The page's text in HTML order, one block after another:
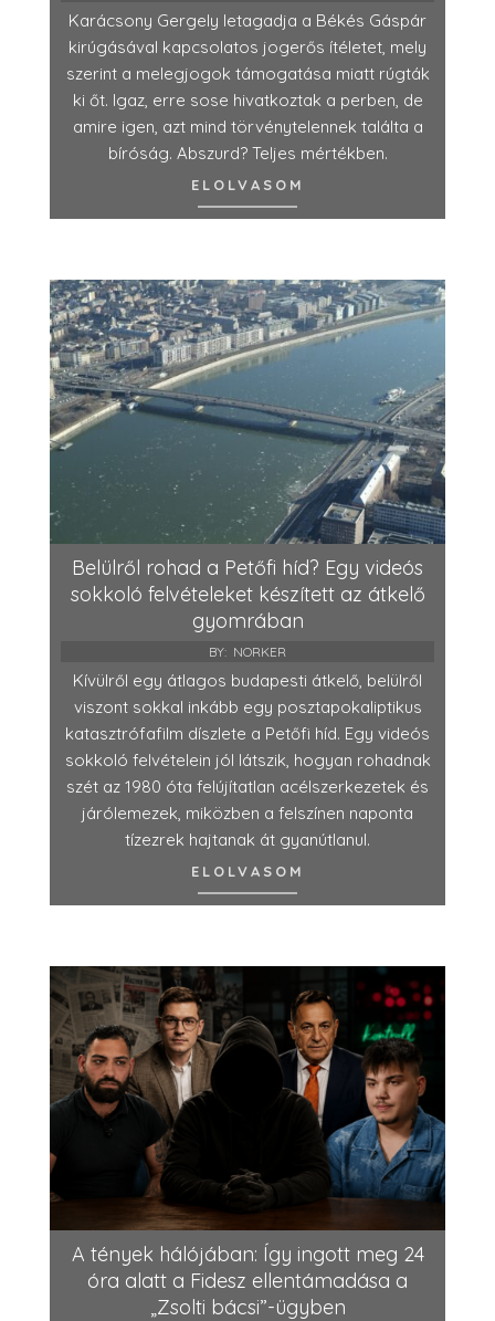
Karácsony Gergely letagadja a Békés Gáspár
kirúgásával kapcsolatos jogerős ítéletet, mely
szerint a melegjogok támogatása miatt rúgták
ki őt. Igaz, erre sose hivatkoztak a perben, de
amire igen, azt mind törvénytelennek találta a
bíróság. Abszurd? Teljes mértékben.
ELOLVASOM
Belülről rohad a Petőfi híd? Egy videós
sokkoló felvételeket készített az átkelő
gyomrában
BY: NORKER
Kívülről egy átlagos budapesti átkelő, belülről
viszont sokkal inkább egy posztapokaliptikus
katasztrófafilm díszlete a Petőfi híd. Egy videós
sokkoló felvételein jól látszik, hogyan rohadnak
szét az 1980 óta felújítatlan acélszerkezetek és
járólemezek, miközben a felszínen naponta
tízezrek hajtanak át gyanútlanul.
ELOLVASOM
A tények hálójában: Így ingott meg 24
óra alatt a Fidesz ellentámadása a
„Zsolti bácsi”-ügyben